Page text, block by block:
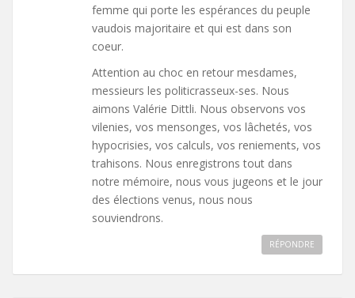
femme qui porte les espérances du peuple
vaudois majoritaire et qui est dans son
coeur.
Attention au choc en retour mesdames,
messieurs les politicrasseux-ses. Nous
aimons Valérie Dittli. Nous observons vos
vilenies, vos mensonges, vos lâchetés, vos
hypocrisies, vos calculs, vos reniements, vos
trahisons. Nous enregistrons tout dans
notre mémoire, nous vous jugeons et le jour
des élections venus, nous nous
souviendrons.
RÉPONDRE